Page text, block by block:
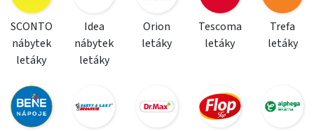
SCONTO
nábytek
letáky
Idea
nábytek
letáky
Orion
letáky
Tescoma
letáky
Trefa
letáky